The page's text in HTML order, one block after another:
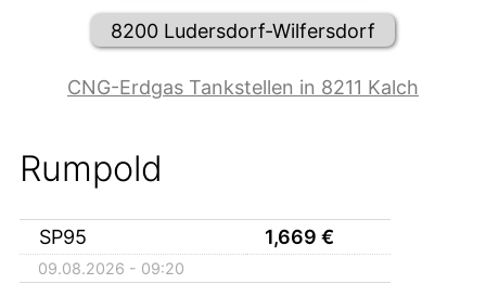
8200 Ludersdorf-Wilfersdorf
CNG-Erdgas Tankstellen in 8211 Kalch
Rumpold
SP95 1,669 €
09.08.2026 - 09:20